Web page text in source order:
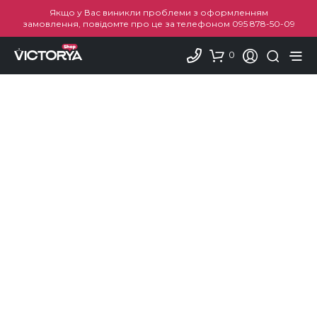
Якщо у Вас виникли проблеми з оформленням
замовлення, повідомте про це за телефоном 095 878-50-09
0